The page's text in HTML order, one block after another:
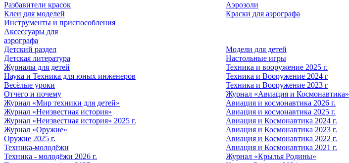
Разбавители красок
Клеи для моделей
Аэрозоли
Краски для аэрографа
Инструменты и приспособления
Аксессуары для
аэрографа
Детский раздел
Детская литература
Модели для детей
Настольные игры
Журналы для детей
Наука и Техника для юных инженеров
Весёлые уроки
Отчего и почему
Журнал «Мир техники для детей»
Журнал «Неизвестная история»
Журнал «Неизвестная история» 2025 г.
Журнал «Оружие»
Оружие 2025 г.
Техника-молодёжи
Техника - молодёжи 2026 г.
Техника и вооружение 2025 г.
Техника и Вооружение 2024 г
Техника и Вооружение 2023 г
Журнал «Авиация и Космонавтика»
Авиация и космонавтика 2026 г.
Авиация и космонавтика 2025 г.
Авиация и Космонавтика 2024 г.
Авиация и Космонавтика 2023 г.
Авиация и Космонавтика 2022 г.
Авиация и Космонавтика 2021 г.
Журнал «Крылья Родины»